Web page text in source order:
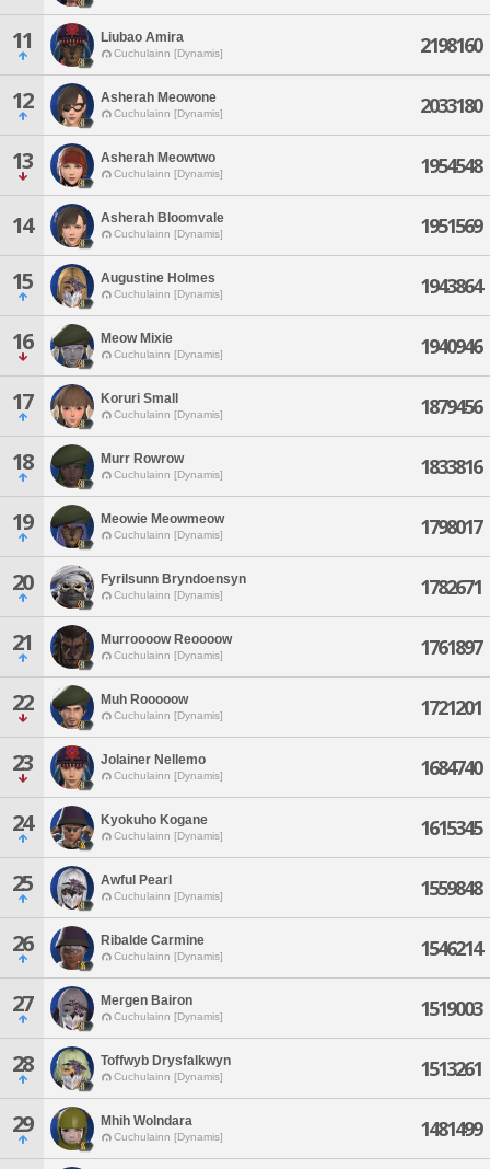
11 Liubao Amira
Cuchulainn [Dynamis] 2198160
12 Asherah Meowone
Cuchulainn [Dynamis] 2033180
13 Asherah Meowtwo
Cuchulainn [Dynamis] 1954548
14 Asherah Bloomvale
Cuchulainn [Dynamis] 1951569
15 Augustine Holmes
Cuchulainn [Dynamis] 1943864
16 Meow Mixie
Cuchulainn [Dynamis] 1940946
17 Koruri Small
Cuchulainn [Dynamis] 1879456
18 Murr Rowrow
Cuchulainn [Dynamis] 1833816
19 Meowie Meowmeow
Cuchulainn [Dynamis] 1798017
20 Fyrilsunn Bryndoensyn
Cuchulainn [Dynamis] 1782671
21 Murroooow Reoooow
Cuchulainn [Dynamis] 1761897
22 Muh Rooooow
Cuchulainn [Dynamis] 1721201
23 Jolainer Nellemo
Cuchulainn [Dynamis] 1684740
24 Kyokuho Kogane
Cuchulainn [Dynamis] 1615345
25 Awful Pearl
Cuchulainn [Dynamis] 1559848
26 Ribalde Carmine
Cuchulainn [Dynamis] 1546214
27 Mergen Bairon
Cuchulainn [Dynamis] 1519003
28 Toffwyb Drysfalkwyn
Cuchulainn [Dynamis] 1513261
29 Mhih Wolndara
Cuchulainn [Dynamis] 1481499